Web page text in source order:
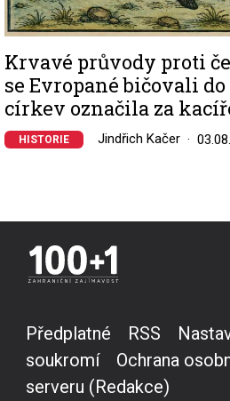
Krvavé průvody proti
se Evropané bičovali
církev označila za
HISTORIE Jindřich Kačer
Předplatné RSS
soukromí
Ochrana
serveru (Redakce)